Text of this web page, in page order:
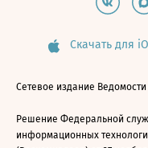
Скачать для
Сетевое издание
Решение Федеральной
информационных